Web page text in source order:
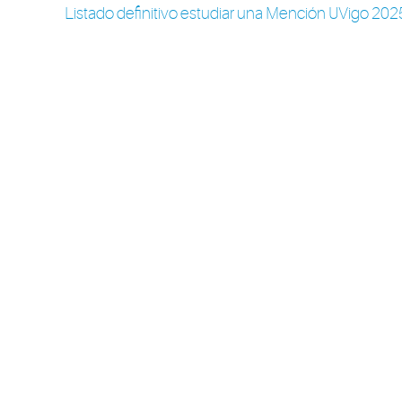
Listado definitivo estudiar una Mención UVigo